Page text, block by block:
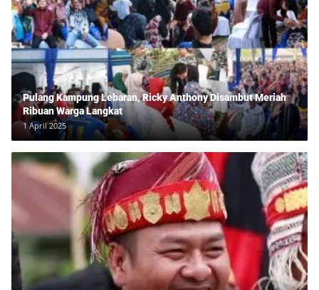
Pulang Kampung Lebaran, Ricky Anthony Disambut Meriah
Ribuan Warga Langkat
1 April 2025